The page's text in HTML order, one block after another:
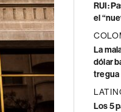
RUI:
el
La
dólar
tregua
Los 5